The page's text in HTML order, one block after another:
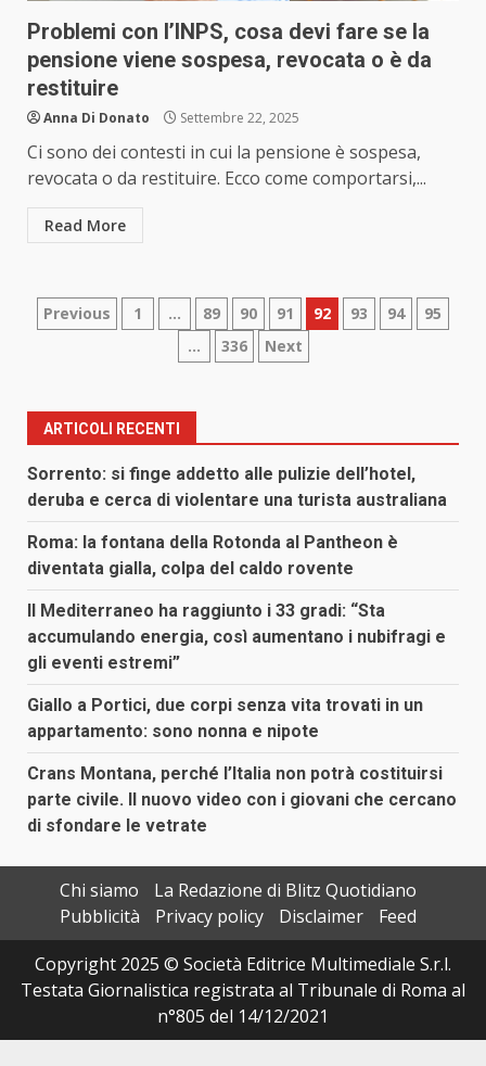
Problemi con l’INPS, cosa devi fare se la
pensione viene sospesa, revocata o è da
restituire
Anna Di Donato Settembre 22, 2025
Ci sono dei contesti in cui la pensione è sospesa,
revocata o da restituire. Ecco come comportarsi,...
Read More
Paginazione
articoli
Previous 1 … 89 90 91 92 93 94
95
…
336 Next
ARTICOLI RECENTI
Sorrento: si finge addetto alle pulizie dell’hotel,
deruba e cerca di violentare una turista australiana
Roma: la fontana della Rotonda al Pantheon è
diventata gialla, colpa del caldo rovente
Il Mediterraneo ha raggiunto i 33 gradi: “Sta
accumulando energia, così aumentano i nubifragi e
gli eventi estremi”
Giallo a Portici, due corpi senza vita trovati in un
appartamento: sono nonna e nipote
Crans Montana, perché l’Italia non potrà costituirsi
parte civile. Il nuovo video con i giovani che cercano
di sfondare le vetrate
Chi siamo
La Redazione di Blitz Quotidiano
Pubblicità
Privacy policy Disclaimer
Feed
Copyright 2025 © Società Editrice Multimediale S.r.l.
Testata Giornalistica registrata al Tribunale di Roma al
n°805 del 14/12/2021